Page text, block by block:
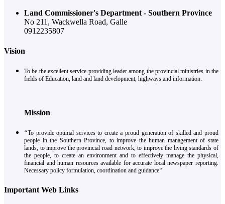
Land Commissioner's Department - Southern Province
No 211, Wackwella Road, Galle
0912235807
Vision
To be the excellent service providing leader among the provincial ministries in the
fields of Education, land and land development, highways and information.
Mission
‘‘To provide optimal services to create a proud generation of skilled and proud
people in the Southern Province, to improve the human management of state
lands, to improve the provincial road network, to improve the living standards of
the people, to create an environment and to effectively manage the physical,
financial and human resources available for accurate local newspaper reporting.
Necessary policy formulation, coordination and guidance‘‘
Important Web Links